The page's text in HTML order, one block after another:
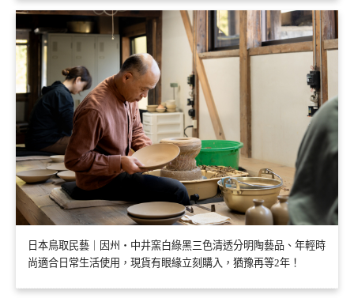
日本鳥取民藝｜因州・中井窯白綠黑三色清透分明陶藝品、年輕時
尚適合日常生活使用，現貨有眼緣立刻購入，猶豫再等2年！